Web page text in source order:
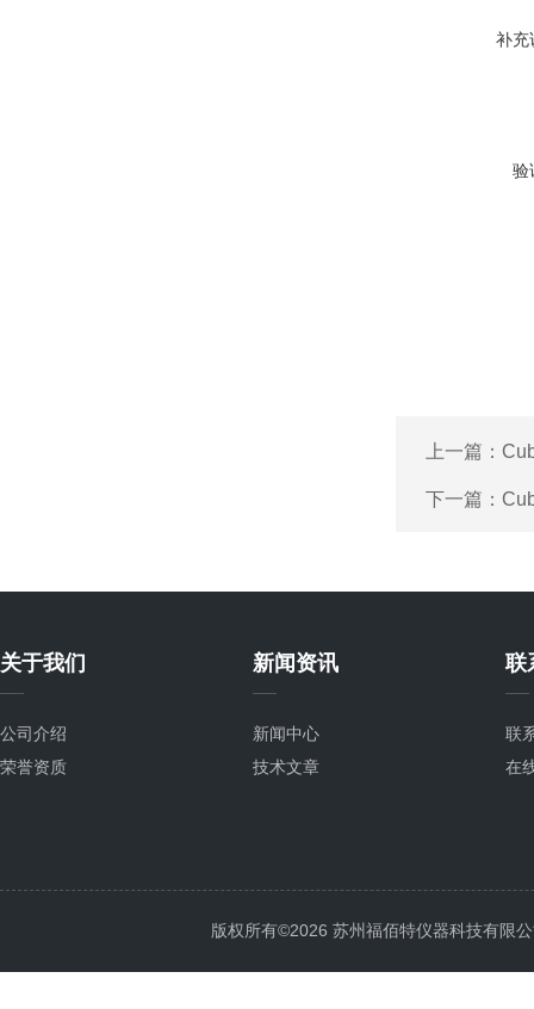
补充
验
上一篇：
下一篇：
关于我们
公司介绍
荣誉资质
新闻资讯
新闻中心
技术文章
联
联
在
版权所有©2026 苏州福佰特仪器科技有限